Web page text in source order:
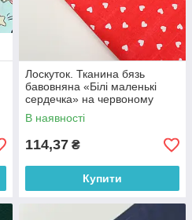
Лоскуток. Тканина бязь
бавовняна «Білі маленькі
сердечка» на червоному
фоні №989, 100% бавовна,
83*160 см
В наявності
114,37 ₴
Купити